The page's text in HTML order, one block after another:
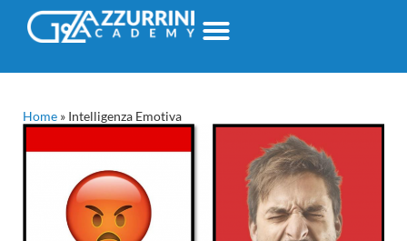
Home » Intelligenza Emotiva